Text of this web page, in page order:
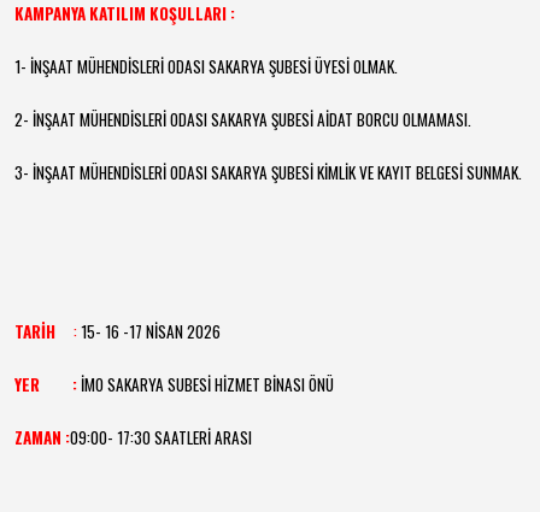
KAMPANYA KATILIM KOŞULLARI :
1- İNŞAAT MÜHENDİSLERİ ODASI SAKARYA ŞUBESİ ÜYESİ OLMAK.
2- İNŞAAT MÜHENDİSLERİ ODASI SAKARYA ŞUBESİ AİDAT BORCU OLMAMASI.
3- İNŞAAT MÜHENDİSLERİ ODASI SAKARYA ŞUBESİ KİMLİK VE KAYIT BELGESİ SUNMAK.
TARİH :15- 16 -17 NİSAN 2026
YER : İMO SAKARYA SUBESİ HİZMET BİNASI ÖNÜ
ZAMAN :09:00- 17:30 SAATLERİ ARASI